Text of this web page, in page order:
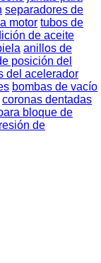
separadores de
motor tubos de
de aceite
anillos de
posición del
del acelerador
bombas de vacío
coronas dentadas
bloque de
de